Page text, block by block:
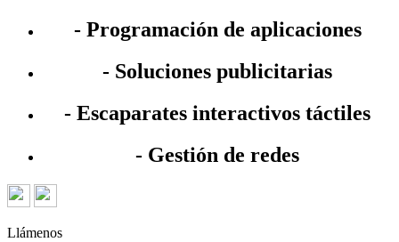
- Programación de aplicaciones
- Soluciones publicitarias
- Escaparates interactivos táctiles
- Gestión de redes
Llámenos